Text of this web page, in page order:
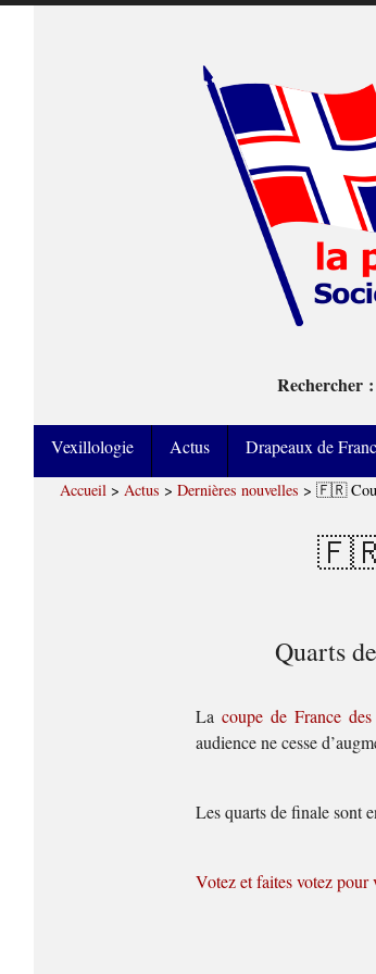
Rechercher :
Vexillologie Actus Drapeaux de
Accueil > Actus > Dernières nouvelles > 🇫🇷
🇫🇷
Quarts
La coupe de France
audience ne cesse
Les quarts de finale sont
Votez et faites votez pour